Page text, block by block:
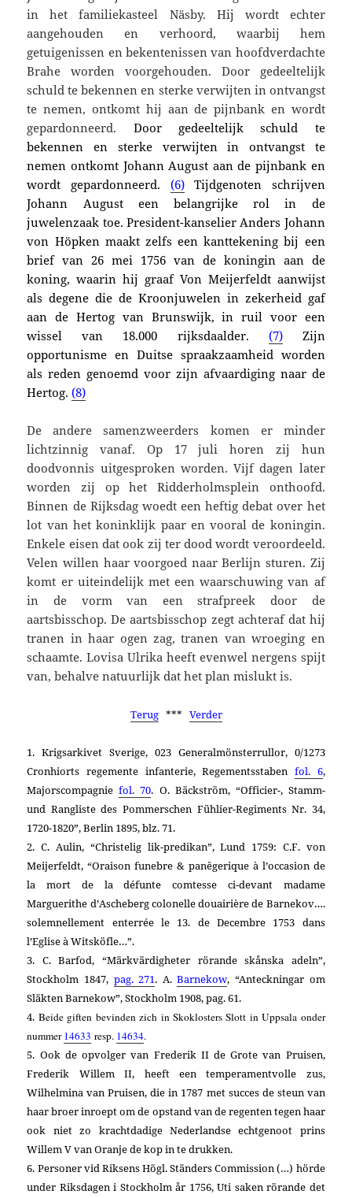
in het familiekasteel Näsby. Hij wordt echter
aangehouden en verhoord, waarbij hem
getuigenissen en bekentenissen van hoofdverdachte
Brahe worden voorgehouden. Door gedeeltelijk
schuld te bekennen en sterke verwijten in ontvangst
te nemen, ontkomt hij aan de pijnbank en wordt
gepardonneerd. Door gedeeltelijk schuld te
bekennen en sterke verwijten in ontvangst te
nemen ontkomt Johann August aan de pijnbank en
wordt gepardonneerd. (6)
Tijdgenoten schrijven
Johann August een belangrijke rol in de
juwelenzaak toe. President-kanselier Anders Johann
von Höpken maakt zelfs een kanttekening bij een
brief van 26 mei 1756 van de koningin aan de
koning, waarin hij graaf Von Meijerfeldt aanwijst
als degene die de Kroonjuwelen in zekerheid gaf
aan de Hertog van Brunswijk, in ruil voor een
wissel van 18.000 rijksdaalder. (7)Zijn
opportunisme en Duitse spraakzaamheid worden
als reden genoemd voor zijn afvaardiging naar de
Hertog.(8)
De andere samenzweerders komen er minder
lichtzinnig vanaf. Op 17 juli horen zij hun
doodvonnis uitgesproken worden. Vijf dagen later
worden zij op het Ridderholmsplein onthoofd.
Binnen de Rijksdag woedt een heftig debat over het
lot van het koninklijk paar en vooral de koningin.
Enkele eisen dat ook zij ter dood wordt veroordeeld.
Velen willen haar voorgoed naar Berlijn sturen. Zij
komt er uiteindelijk met een waarschuwing van af
in de vorm van een strafpreek door de
aartsbisschop. De aartsbisschop zegt achteraf dat hij
tranen in haar ogen zag, tranen van wroeging en
schaamte. Lovisa Ulrika heeft evenwel nergens spijt
van, behalve natuurlijk dat het plan mislukt is.
Terug*** Verder
1. Krigsarkivet Sverige, 023 Generalmönsterrullor, 0/1273
Cronhiorts regemente infanterie, Regementsstaben fol. 6,
Majorscompagniefol. 70. O. Bäckström, “Officier-, Stamm-
und Rangliste des Pommerschen Fühlier-Regiments Nr. 34,
1720-1820”, Berlin 1895, blz. 71.
2. C. Aulin, “Christelig lik-predikan”, Lund 1759: C.F. von
Meijerfeldt, “Oraison funebre & panêgerique à l’occasion de
la mort de la défunte comtesse ci-devant madame
Marguerithe d’Ascheberg colonelle douairière de Barnekov….
solemnellement enterrée le 13. de Decembre 1753 dans
l’Eglise à Witsköfle…”.
3. C. Barfod, “Märkvärdigheter rörande skånska adeln”,
Stockholm 1847, pag. 271. A.Barnekow, “Anteckningar om
Släkten Barnekow”, Stockholm 1908, pag. 61.
4. Beide giften bevinden zich in Skoklosters Slott in Uppsala onder
nummer14633 resp. 14634.
5. Ook de opvolger van Frederik II de Grote van Pruisen,
Frederik Willem II, heeft een temperamentvolle zus,
Wilhelmina van Pruisen, die in 1787 met succes de steun van
haar broer inroept om de opstand van de regenten tegen haar
ook niet zo krachtdadige Nederlandse echtgenoot prins
Willem V van Oranje de kop in te drukken.
6. Personer vid Riksens Högl. Ständers Commission (…) hörde
under Riksdagen i Stockholm år 1756, Uti saken rörande det